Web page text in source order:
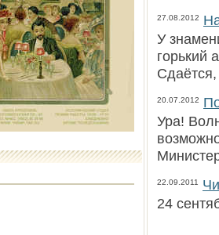
27.08.2012
У
горький
Сдаётся,
20.07.2012
Ура!
22.09.2011
24